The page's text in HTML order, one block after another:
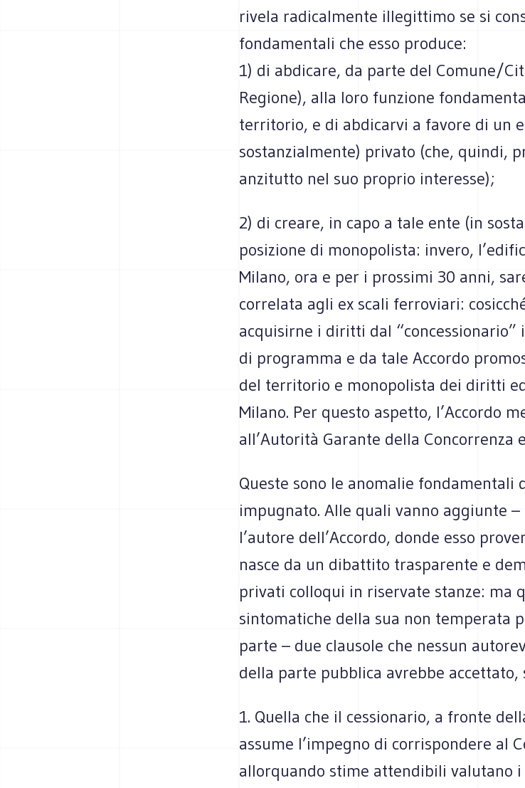
rivela radicalmente illegittimo se si
fondamentali che esso produce:
1) di abdicare, da parte del Comune/
Regione), alla loro funzione
territorio, e di abdicarvi a favore di un
sostanzialmente) privato (che, quindi,
anzitutto nel suo proprio interesse);
2) di creare, in capo a tale ente (in
posizione di monopolista: invero,
Milano, ora e per i prossimi 30 anni,
correlata agli ex scali ferroviari:
acquisirne i diritti dal “concessionario”
di programma e da tale Accordo
del territorio e monopolista dei diritti
Milano. Per questo aspetto, l’Accordo
all’Autorità Garante della Concorrenza
Queste sono le anomalie fondamentali
impugnato. Alle quali vanno aggiunte
l’autore dell’Accordo, donde esso
nasce da un dibattito trasparente e
privati colloqui in riservate stanze: ma
sintomatiche della sua non temperata
parte – due clausole che nessun
della parte pubblica avrebbe accettato,
1. Quella che il cessionario, a fronte
assume l’impegno di corrispondere al
allorquando stime attendibili valutano i